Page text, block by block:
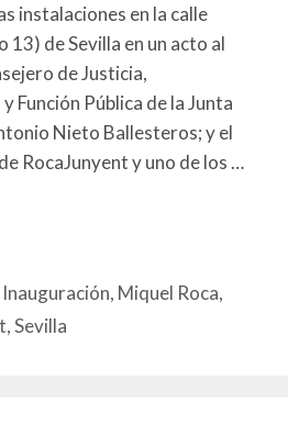
instalaciones en la calle
13) de Sevilla en un acto al
de Justicia,
Función Pública de la Junta
Nieto Ballesteros; y el
RocaJunyent y uno de los …
Inauguración, Miquel Roca,
,Sevilla